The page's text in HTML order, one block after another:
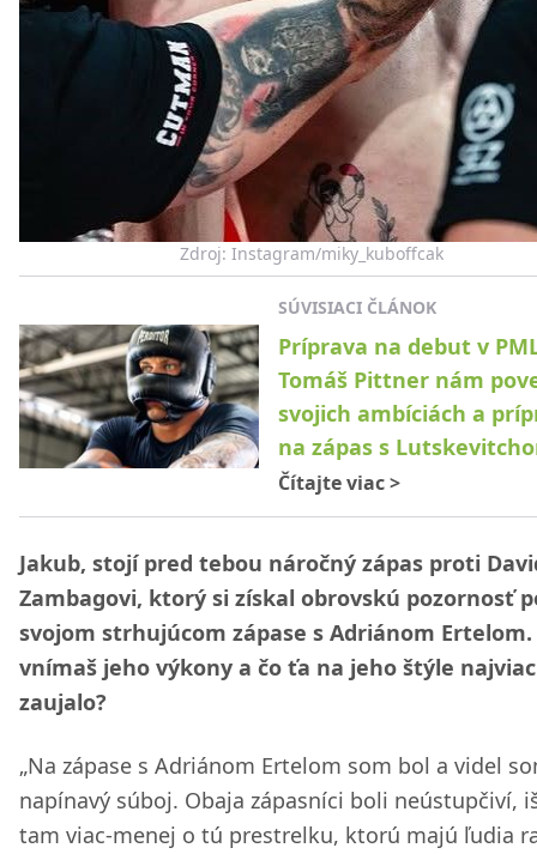
Zdroj: Instagram/miky_kuboffcak
SÚVISIACI ČLÁNOK
Príprava na debut v
Tomáš Pittner nám
svojich ambíciách a
na zápas s
Čítajte viac>
Jakub, stojí pred tebou náročný zápas proti
Zambagovi, ktorý si získal obrovskú pozornosť
svojom strhujúcom zápase s Adriánom Ertelom.
vnímaš jeho výkony a čo ťa na jeho štýle najviac
zaujalo?
„Na zápase s Adriánom Ertelom som bol a videl
napínavý súboj. Obaja zápasníci boli neústupčiví,
tam viac-menej o tú prestrelku, ktorú majú ľudia